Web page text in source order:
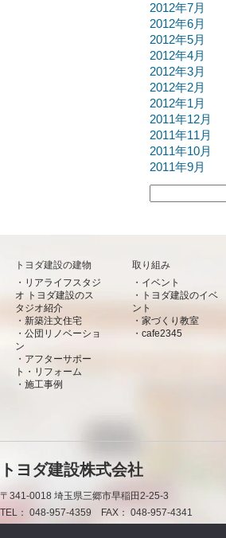
2012年7月
2012年6月
2012年5月
2012年4月
2012年3月
2012年2月
2012年1月
2011年12月
2011年11月
2011年10月
2011年9月
トヨダ建設の建物
リアライフスタジ
オ トヨダ建設のス
タジオ紹介
新築注文住宅
公団リノベーショ
ン
アフターサポー
ト・リフォーム
施工事例
取り組み
イベント
トヨダ建設のイベ
ント
家づくり教室
cafe2345
トヨダ建設株式会社
〒341-0018 埼玉県三郷市早稲田2-25-3
TEL： 048-957-4359 FAX： 048-957-4341